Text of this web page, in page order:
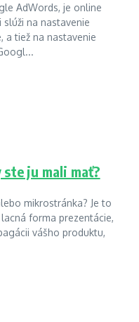
AdWords, je online
na nastavenie
a tiež na nastavenie
ju mali mať?
mikrostránka? Je to
forma prezentácie,
vášho produktu,